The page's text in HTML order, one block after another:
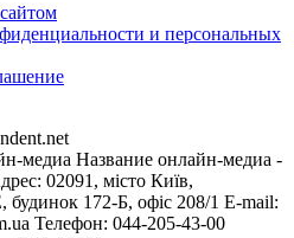
и персональных
медиа Название онлайн-медиа -
02091, місто Київ,
172-Б, офіс 208/1 E-mail:
Телефон: 044-205-43-00